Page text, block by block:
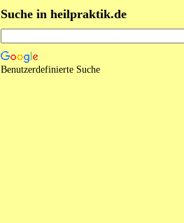
Suche in heilpraktik.de
Benutzerdefinierte Suche